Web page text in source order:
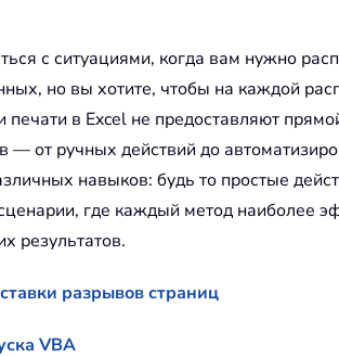
с ситуациями, когда вам нужно
но вы хотите, чтобы на каждой
печати в Excel не предоставляют
— от ручных действий до
навыков: будь то простые
где каждый метод наиболее
результатов.
разрывов страниц
VBA